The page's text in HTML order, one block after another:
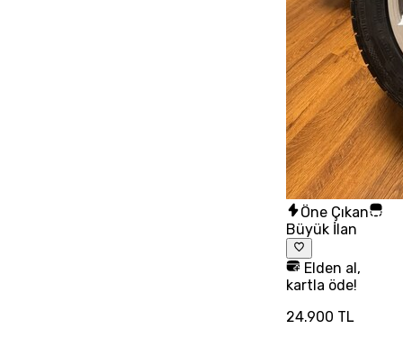
Öne Çıkan
Büyük İlan
Elden al,
kartla öde!
24.900 TL